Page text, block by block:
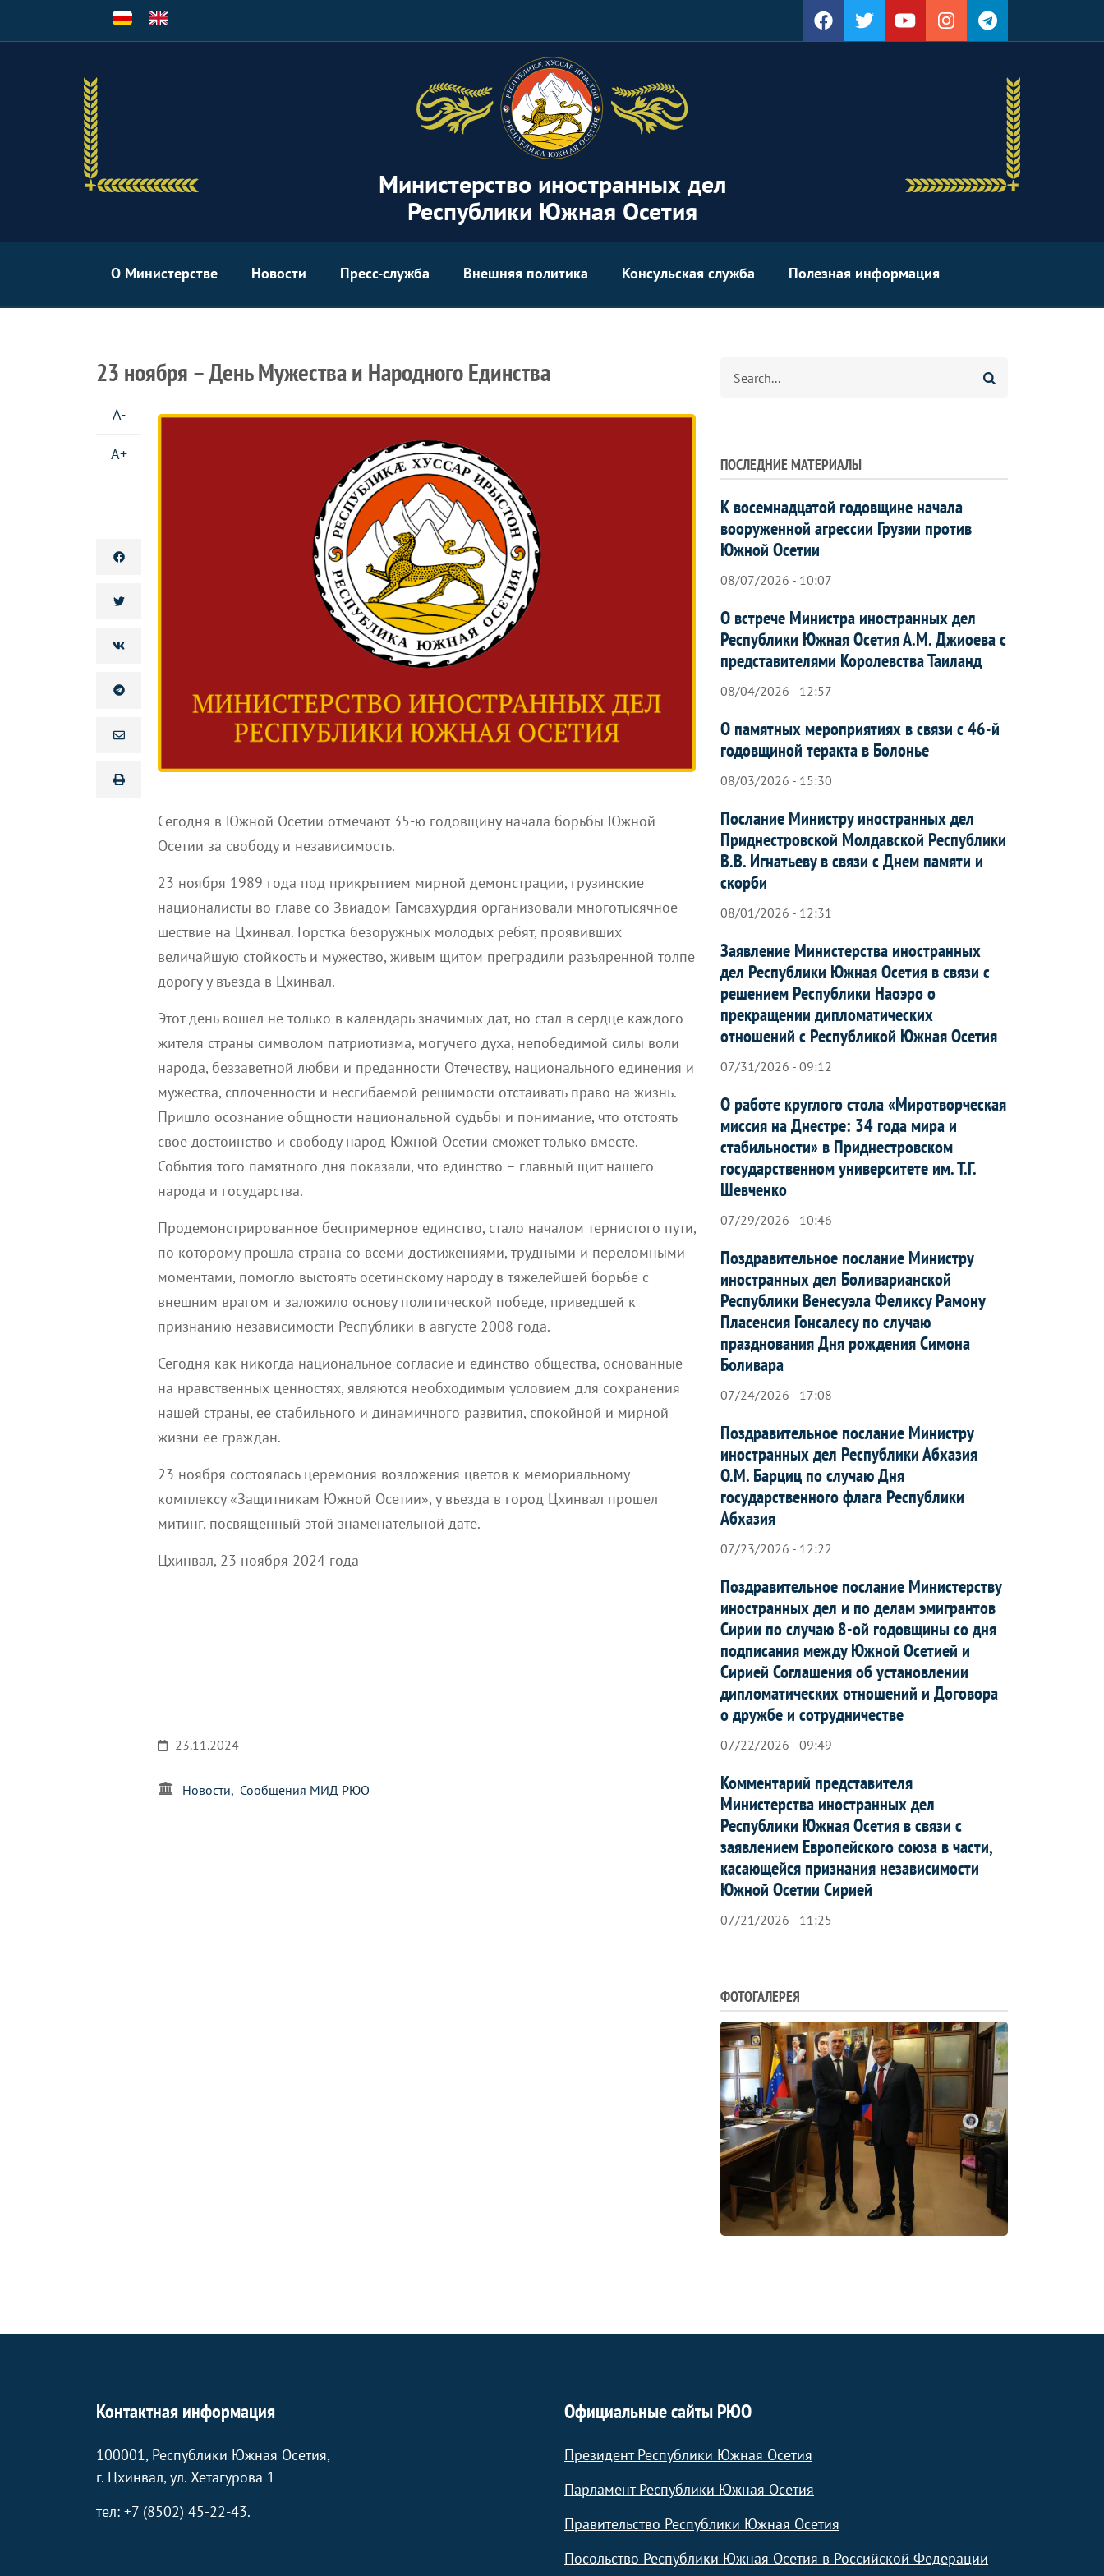
Министерство иностранных дел
Республики Южная Осетия
О Министерстве Новости Пресс-служба Внешняя политика Консульская служба Полезная информация
23 ноября – День Мужества и Народного Единства
A-
A+
Сегодня в Южной Осетии отмечают 35-ю годовщину начала борьбы Южной
Осетии за свободу и независимость.
23 ноября 1989 года под прикрытием мирной демонстрации, грузинские
националисты во главе со Звиадом Гамсахурдия организовали многотысячное
шествие на Цхинвал. Горстка безоружных молодых ребят, проявивших
величайшую стойкость и мужество, живым щитом преградили разъяренной толпе
дорогу у въезда в Цхинвал.
Этот день вошел не только в календарь значимых дат, но стал в сердце каждого
жителя страны символом патриотизма, могучего духа, непобедимой силы воли
народа, беззаветной любви и преданности Отечеству, национального единения и
мужества, сплоченности и несгибаемой решимости отстаивать право на жизнь.
Пришло осознание общности национальной судьбы и понимание, что отстоять
свое достоинство и свободународ Южной Осетии сможет только вместе.
События того памятного дня показали, что единство – главный щит нашего
народа и государства.
Продемонстрированное беспримерное единство, стало началом тернистого пути,
по которому прошла страна со всеми достижениями, трудными и переломными
моментами, помогло выстоять осетинскому народу в тяжелейшей борьбе с
внешним врагом и заложило основу политической победе, приведшей к
признанию независимости Республики в августе 2008 года.
Сегодня как никогда национальное согласие и единство общества, основанные
на нравственных ценностях, являются необходимым условием для сохранения
нашей страны, ее стабильного и динамичного развития, спокойной и мирной
жизни ее граждан.
23 ноября состоялась церемония возложения цветов к мемориальному
комплексу «Защитникам Южной Осетии», у въезда в город Цхинвал прошел
митинг, посвященный этой знаменательной дате.
Цхинвал, 23 ноября 2024 года
23.11.2024
Новости Сообщения МИД РЮО
ПОСЛЕДНИЕ МАТЕРИАЛЫ
К восемнадцатой годовщине начала
вооруженной агрессии Грузии против
Южной Осетии
08/07/2026 - 10:07
О встрече Министра иностранных дел
Республики Южная Осетия А.М. Джиоева с
представителями Королевства Таиланд
08/04/2026 - 12:57
О памятных мероприятиях в связи с 46-й
годовщиной теракта в Болонье
08/03/2026 - 15:30
Послание Министру иностранных дел
Приднестровской Молдавской Республики
В.В. Игнатьеву в связи с Днем памяти и
скорби
08/01/2026 - 12:31
Заявление Министерства иностранных
дел Республики Южная Осетия в связи с
решением Республики Наоэро о
прекращении дипломатических
отношений с Республикой Южная Осетия
07/31/2026 - 09:12
О работе круглого стола «Миротворческая
миссия на Днестре: 34 года мира и
стабильности» в Приднестровском
государственном университете им. Т.Г.
Шевченко
07/29/2026 - 10:46
Поздравительное послание Министру
иностранных дел Боливарианской
Республики Венесуэла Феликсу Рамону
Пласенсия Гонсалесу по случаю
празднования Дня рождения Симона
Боливара
07/24/2026 - 17:08
Поздравительное послание Министру
иностранных дел Республики Абхазия
О.М. Барциц по случаю Дня
государственного флага Республики
Абхазия
07/23/2026 - 12:22
Поздравительное послание Министерству
иностранных дел и по делам эмигрантов
Сирии по случаю 8-ой годовщины со дня
подписания между Южной Осетией и
Сирией Соглашения об установлении
дипломатических отношений и Договора
о дружбе и сотрудничестве
07/22/2026 - 09:49
Комментарий представителя
Министерства иностранных дел
Республики Южная Осетия в связи с
заявлением Европейского союза в части,
касающейся признания независимости
Южной Осетии Сирией
07/21/2026 - 11:25
ФОТОГАЛЕРЕЯ
Контактная информация
100001, Республики Южная Осетия,
г. Цхинвал, ул. Хетагурова 1
тел: +7 (8502) 45-22-43.
Официальные сайты РЮО
Президент Республики Южная Осетия
Парламент Республики Южная Осетия
Правительство Республики Южная Осетия
Посольство Республики Южная Осетия в Российской Федерации